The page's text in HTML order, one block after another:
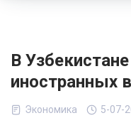
В
иностранных
Экономика 5-07-